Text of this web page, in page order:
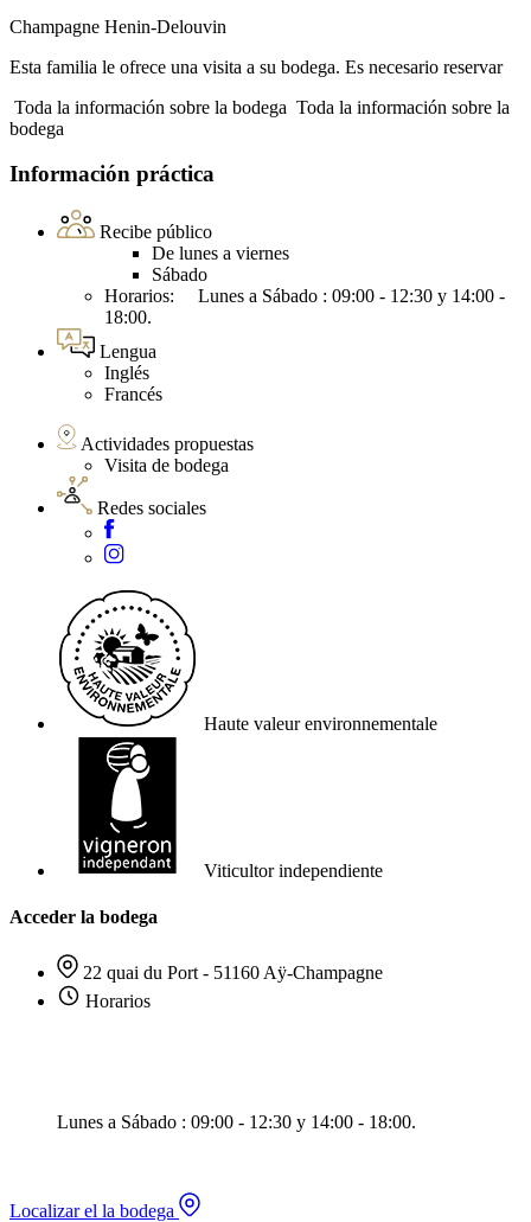
Champagne Henin-Delouvin
Esta familia le ofrece una visita a su bodega. Es necesario reservar
Toda la información sobre la bodega Toda la información sobre la
bodega
Información práctica
Recibe público
De lunes a viernes
Sábado
Horarios: Lunes a Sábado : 09:00 - 12:30 y 14:00 -
18:00.
Lengua
Inglés
Francés
Actividades propuestas
Visita de bodega
Redes sociales
Haute valeur environnementale
Viticultor independiente
Acceder la bodega
22 quai du Port - 51160 Aÿ-Champagne
Horarios
Lunes a Sábado : 09:00 - 12:30 y 14:00 - 18:00.
Localizar el la bodega